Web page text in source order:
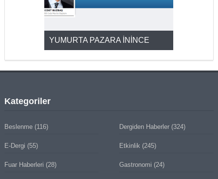
YUMURTA PAZARA İNİNCE
Kategoriler
Beslenme(116) Dergiden Haberler (324)
E-Dergi (55) Etkinlik (245)
Fuar Haberleri (28) Gastronomi (24)